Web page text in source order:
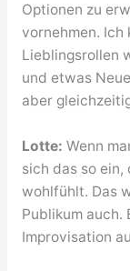
Optionen zu
vornehmen. Ich
Lieblingsrollen
und etwas
aber
Lotte: Wenn
sich das so ein,
wohlfühlt. Das
Publikum auch.
Improvisation